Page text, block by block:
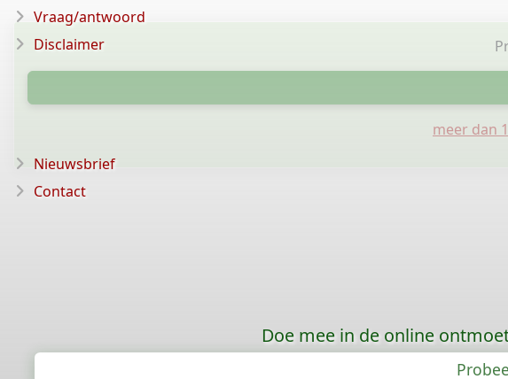
meer dan
Vraag/antwoord
Disclaimer
Nieuwsbrief
Contact
Doe mee in de online